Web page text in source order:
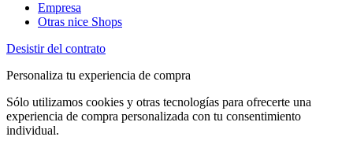
Empresa
Otras nice Shops
Desistir del contrato
Personaliza tu experiencia de compra
Sólo utilizamos cookies y otras tecnologías para ofrecerte una
experiencia de compra personalizada con tu consentimiento
individual.